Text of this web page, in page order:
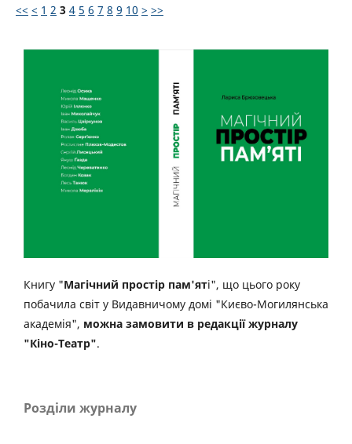
<< < 1 2 3 4 5 6 7 8 9 10 > >>
Книгу "Магічний простір пам'яті", що цього року
побачила світ у Видавничому домі "Києво-Могилянська
академія", можна замовити в редакції журналу
"Кіно-Театр".
Розділи журналу